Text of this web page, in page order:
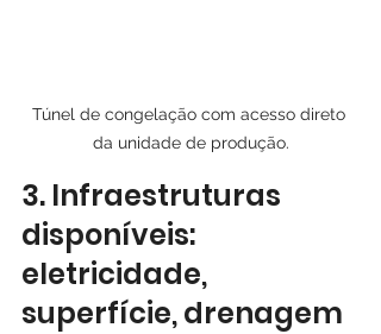
Túnel de congelação com acesso direto
da unidade de produção.
3. Infraestruturas
disponíveis:
eletricidade,
superfície, drenagem